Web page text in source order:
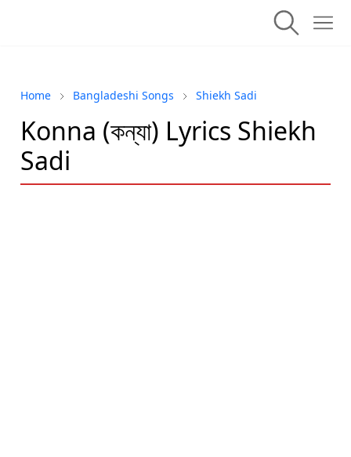
Home Bangladeshi Songs Shiekh Sadi
Konna (কন্যা) Lyrics Shiekh
Sadi